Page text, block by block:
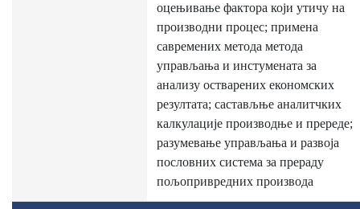
оцењивање фактора који утичу на
производни процес; примена
савремених метода метода
управљања и инстумената за
анализу остварених економских
резултата; састављње аналитчких
калкулације производње и пререде;
разумевање управљања и развоја
пословних система за прераду
пољопривредних производа